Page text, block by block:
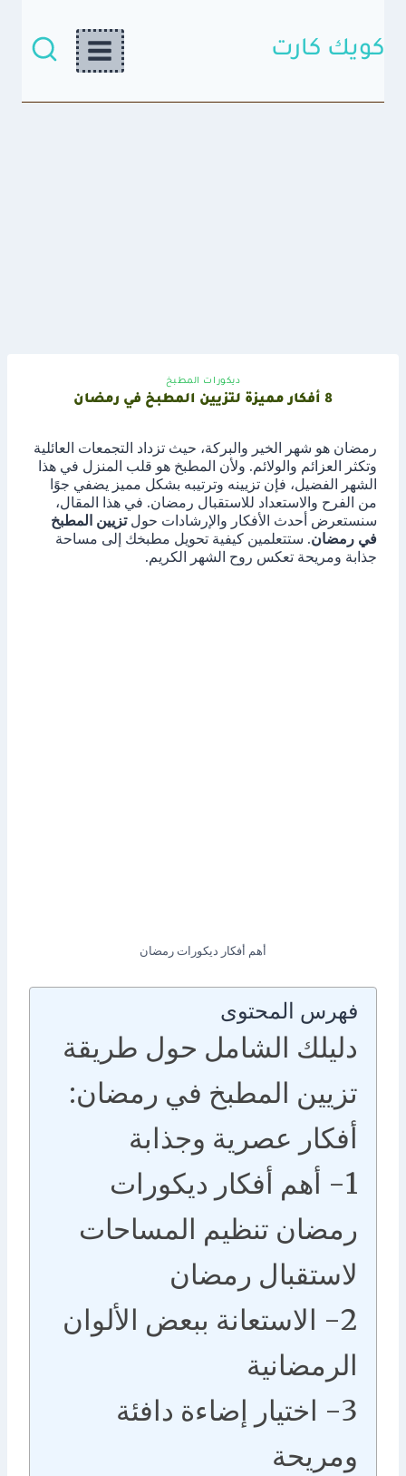
المحتوىكويك كارت
ديكورات المطبخ
8 أفكار مميزة لتزيين المطبخ في رمضان
رمضان هو شهر الخير والبركة، حيث تزداد التجمعات العائلية
وتكثر العزائم والولائم. ولأن المطبخ هو قلب المنزل في هذا
الشهر الفضيل، فإن تزيينه وترتيبه بشكل مميز يضفي جوًا
من الفرح والاستعداد للاستقبال رمضان. في هذا المقال،
سنستعرض أحدث الأفكار والإرشادات حولتزيين المطبخ
في رمضان. ستتعلمين كيفية تحويل مطبخك إلى مساحة
جذابة ومريحة تعكس روح الشهر الكريم.
أهم أفكار ديكورات رمضان
فهرس المحتوى
دليلك الشامل حول طريقة
تزيين المطبخ في رمضان:
أفكار عصرية وجذابة
1- أهم أفكار ديكورات
رمضان تنظيم المساحات
لاستقبال رمضان
2- الاستعانة ببعض الألوان
الرمضانية
3- اختيار إضاءة دافئة
ومريحة